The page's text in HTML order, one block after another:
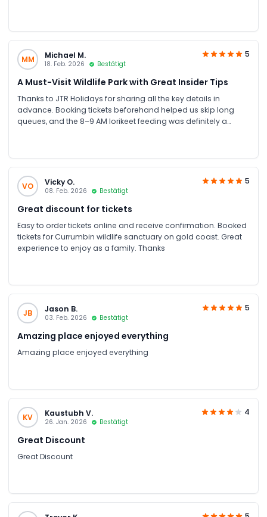
young kids!
MM
Michael M.
18. Feb. 2026 Bestätigt
5
A Must-Visit Wildlife Park with Great Insider Tips
Thanks to JTR Holidays for sharing all the key details in
advance. Booking tickets beforehand helped us skip long
queues, and the 8–9 AM lorikeet feeding was definitely a
comfortably. Highly recommended
VO
Vicky O.
08. Feb. 2026 Bestätigt
5
Great discount for tickets
Easy to order tickets online and receive confirmation. Booked
tickets for Currumbin wildlife sanctuary on gold coast. Great
experience to enjoy as a family. Thanks
JB Jason B.
03. Feb. 2026 Bestätigt
5
Amazing place enjoyed everything
Amazing place enjoyed everything
KV Kaustubh V.
26. Jan. 2026 Bestätigt
4
Great Discount
Great Discount